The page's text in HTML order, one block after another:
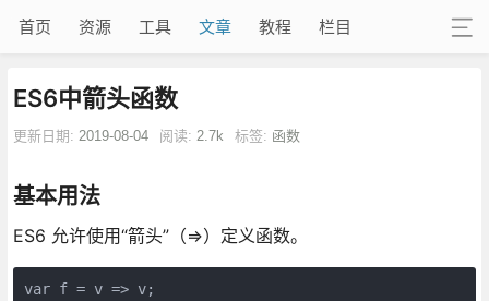
首页 资源 工具 文章 教程 栏目
ES6中箭头函数
更新日期: 2019-08-04 阅读: 2.7k 标签: 函数
基本用法
ES6 允许使用“箭头”（=>）定义函数。
var f = v => v;